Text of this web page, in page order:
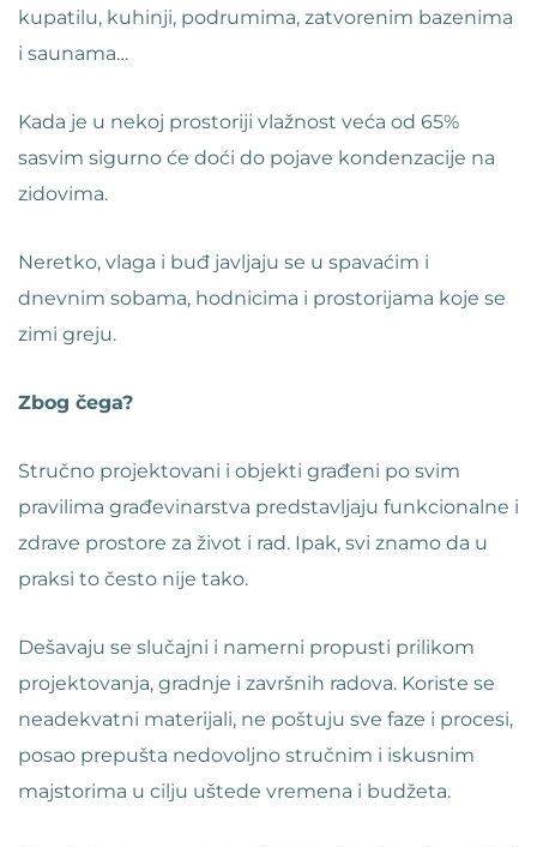
kupatilu, kuhinji, podrumima, zatvorenim bazenima
i saunama…
Kada je u nekoj prostoriji vlažnost veća od 65%
sasvim sigurno će doći do pojave kondenzacije na
zidovima.
Neretko, vlaga i buđ javljaju se u spavaćim i
dnevnim sobama, hodnicima i prostorijama koje se
zimi greju.
Zbog čega?
Stručno projektovani i objekti građeni po svim
pravilima građevinarstva predstavljaju funkcionalne i
zdrave prostore za život i rad. Ipak, svi znamo da u
praksi to često nije tako.
Dešavaju se slučajni i namerni propusti prilikom
projektovanja, gradnje i završnih radova. Koriste se
neadekvatni materijali, ne poštuju sve faze i procesi,
posao prepušta nedovoljno stručnim i iskusnim
majstorima u cilju uštede vremena i budžeta.